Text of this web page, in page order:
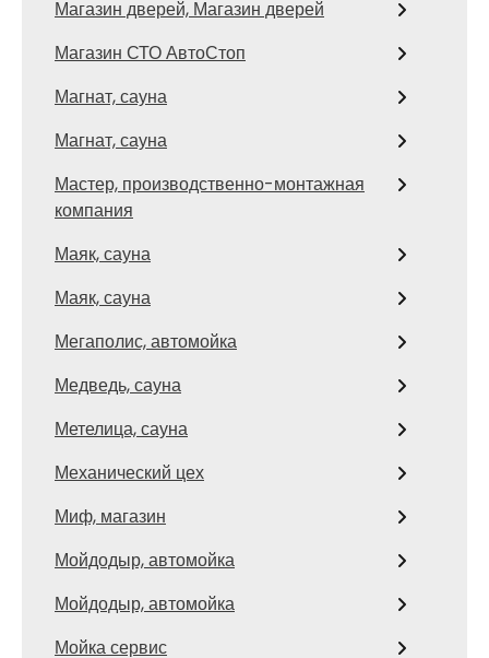
Магазин дверей, Магазин дверей
Магазин СТО АвтоСтоп
Магнат, сауна
Магнат, сауна
Мастер, производственно-монтажная
компания
Маяк, сауна
Маяк, сауна
Мегаполис, автомойка
Медведь, сауна
Метелица, сауна
Механический цех
Миф, магазин
Мойдодыр, автомойка
Мойдодыр, автомойка
Мойка сервис